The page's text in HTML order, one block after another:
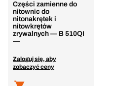
Części zamienne do
nitownic do
nitonakrętek i
nitowkrętów
zrywalnych — B 510QI
—
Zaloguj się, aby
zobaczyć ceny